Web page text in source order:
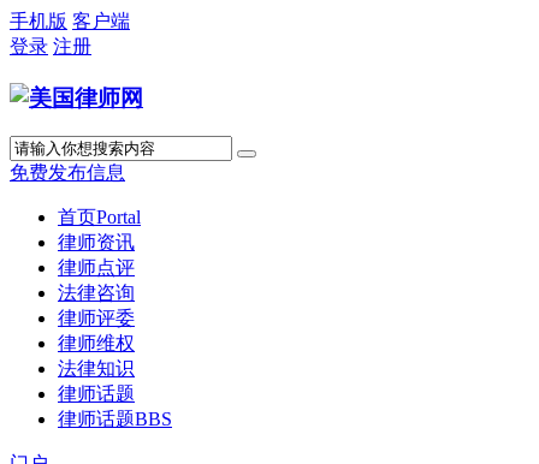
手机版 客户端
登录 注册
免费发布信息
首页Portal
律师资讯
律师点评
法律咨询
律师评委
律师维权
法律知识
律师话题
律师话题BBS